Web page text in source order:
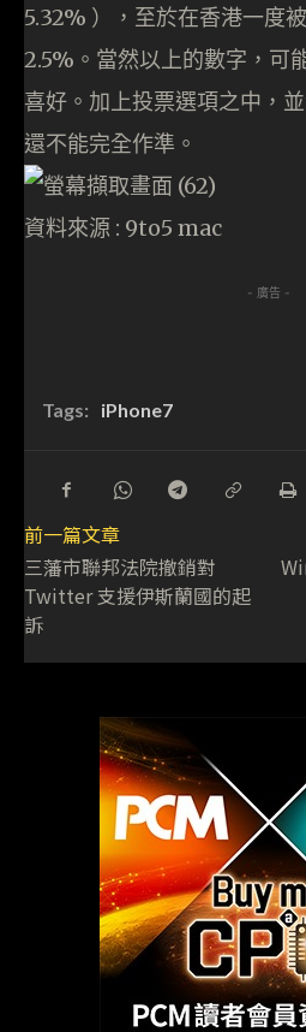
5.32% ），至於在香港一度
2.5%。當然以上的數字，可
喜好。加上投票選項之中，
還不能完全作準。
資料來源 : 9to5 mac
- 廣告 -
Tags: iPhone7
前一篇文章
三藩市聯邦法院撤銷對
Twitter 支援伊斯蘭國的起
訴